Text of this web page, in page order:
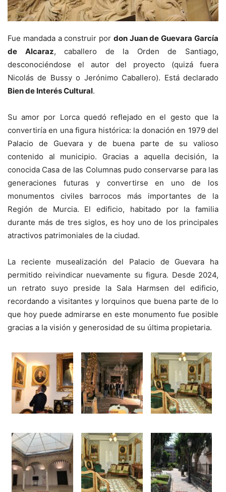
Fue mandada a construir por don Juan de Guevara García
de Alcaraz, caballero de la Orden de Santiago,
desconociéndose el autor del proyecto (quizá fuera
Nicolás de Bussy o Jerónimo Caballero). Está declarado
Bien de Interés Cultural.
Su amor por Lorca quedó reflejado en el gesto que la
convertiría en una figura histórica: la donación en 1979 del
Palacio de Guevara y de buena parte de su valioso
contenido al municipio. Gracias a aquella decisión, la
conocida Casa de las Columnas pudo conservarse para las
generaciones futuras y convertirse en uno de los
monumentos civiles barrocos más importantes de la
Región de Murcia. El edificio, habitado por la familia
durante más de tres siglos, es hoy uno de los principales
atractivos patrimoniales de la ciudad.
La reciente musealización del Palacio de Guevara ha
permitido reivindicar nuevamente su figura. Desde 2024,
un retrato suyo preside la Sala Harmsen del edificio,
recordando a visitantes y lorquinos que buena parte de lo
que hoy puede admirarse en este monumento fue posible
gracias a la visión y generosidad de su última propietaria.